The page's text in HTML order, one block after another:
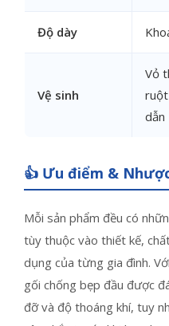
Độ dày
Vệ sinh
Vỏ
dẫn
👍 Ưu điểm &
Mỗi sản phẩm đều có
tùy thuộc vào thiết kế,
dụng của từng gia đình.
gối chống bẹp đầu được
đỡ và độ thoáng khí, tuy